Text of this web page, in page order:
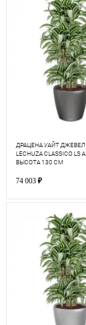
ДРАЦЕНА УАЙТ
LECHUZA СLASSICO LS
ВЫСОТА 130 СМ
74 003 ₽